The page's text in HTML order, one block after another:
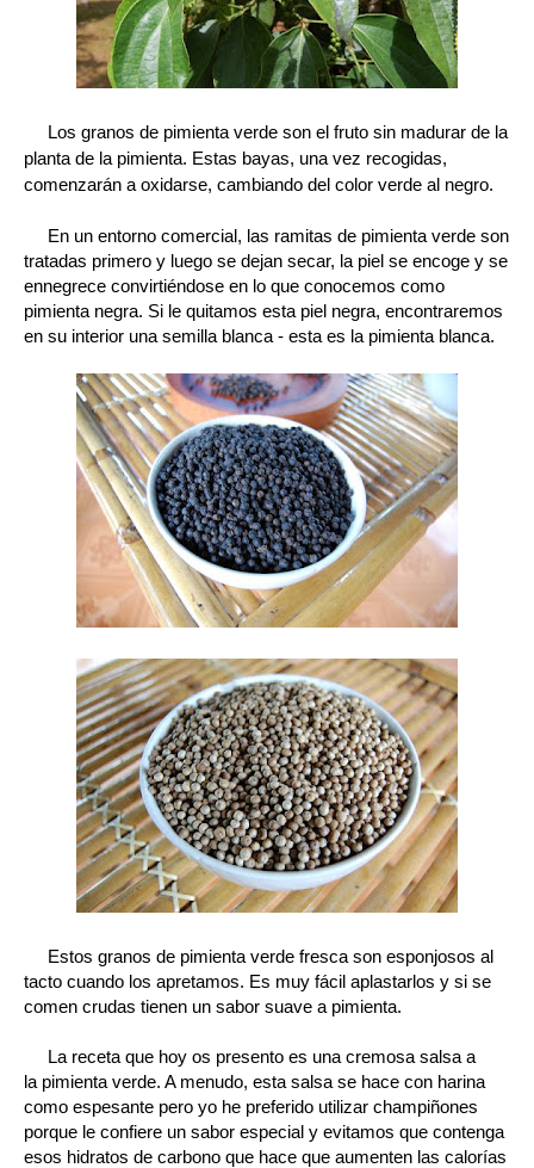
Los granos de pimienta verde son el fruto sin madurar de la
planta de la pimienta. Estas bayas, una vez recogidas,
comenzarán a oxidarse, cambiando del color verde al negro.
En un entorno comercial, las ramitas de pimienta verde son
tratadas primero y luego se dejan secar, la piel se encoge y se
ennegrece convirtiéndose en lo que conocemos como
pimienta negra. Si le quitamos esta piel negra, encontraremos
en su interior una semilla blanca - esta es la pimienta blanca.
Estos granos de pimienta verde fresca son esponjosos al
tacto cuando los apretamos. Es muy fácil aplastarlos y si se
comen crudas tienen un sabor suave a pimienta.
La receta que hoy os presento es una cremosa salsa a
la pimienta verde. A menudo, esta salsa se hace con harina
como espesante pero yo he preferido utilizar champiñones
porque le confiere un sabor especial y evitamos que contenga
esos hidratos de carbono que hace que aumenten las calorías